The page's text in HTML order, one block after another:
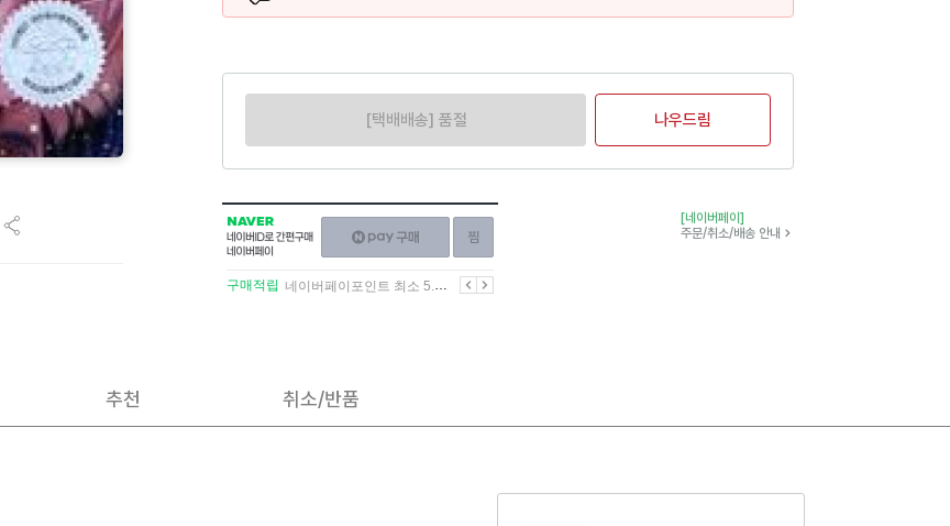
[택배배송] 품절 나우드림
NAVER
네이버
ID로
간편구매
네이버페이
구매하기
이전
구매적립 네이버페이포인트 최소 5.5% 적립 다음
[네이버페이]
주문/취소/배송 안내
추천 취소/반품